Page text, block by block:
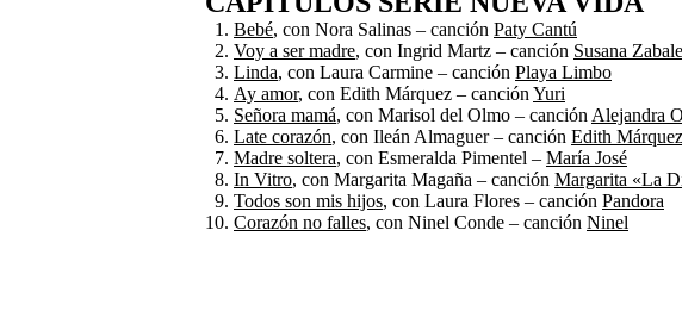
Bebé, con Nora Salinas – canción Paty Cantú
Voy a ser madre, con Ingrid Martz – canción Susana
Linda, con Laura Carmine – canción Playa Limbo
Ay amor, con Edith Márquez – canción Yuri
Señora mamá, con Marisol del Olmo – canción Alejandra
Late corazón, con Ileán Almaguer – canción Edith Márquez
Madre soltera, con Esmeralda Pimentel – María José
In Vitro, con Margarita Magaña – canción Margarita «La
Todos son mis hijos, con Laura Flores – canción Pandora
Corazón no falles, con Ninel Conde – canción Ninel